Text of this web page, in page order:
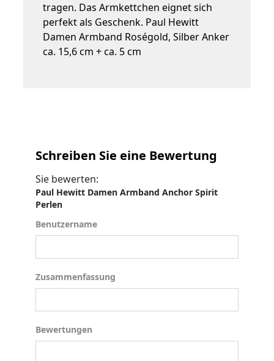
tragen. Das Armkettchen eignet sich
perfekt als Geschenk. Paul Hewitt
Damen Armband Roségold, Silber Anker
ca. 15,6 cm + ca. 5 cm
Schreiben Sie eine Bewertung
Sie bewerten:
Paul Hewitt Damen Armband Anchor Spirit
Perlen
Benutzername
Benutzername
Zusammenfassung
Zusammenfassung
Bewertungen
Bewertungen